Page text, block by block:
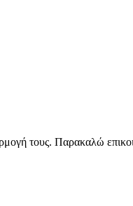
τους. Παρακαλώ